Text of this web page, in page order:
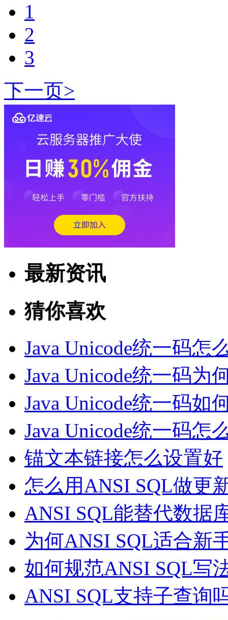
1
2
3
下一页>
最新资讯
猜你喜欢
Java Unicode统一码怎
Java Unicode统一码为
Java Unicode统一码如
Java Unicode统一码怎
锚文本链接怎么设置好
怎么用ANSI SQL做更
ANSI SQL能替代数据
为何ANSI SQL适合新
如何规范ANSI SQL写
ANSI SQL支持子查询